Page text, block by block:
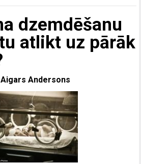
dzemdēšanu
atlikt uz pārāk
Aigars Andersons